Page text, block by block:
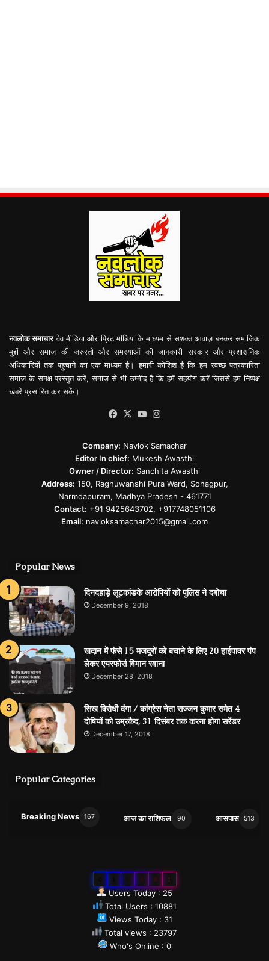
नवलोक समाचारवेव मीडिया और प्रिंट मीडिया के माध्यम से सशक्त आवाज़ बनकर समाजिक
मुद्दों और समाज की जरुरतो और समस्याओं की जानकारी सरकार और प्रशासनिक
अधिकारियों तक पहुचाने का एक माध्यम है। हमारी कोशिश है कि हम स्वच्छ पत्रकारिता
समाज के समक्ष प्रस्तुत करें, समाज से भी उम्मीद है कि हमें सहयोग करें जिससे हम निष्पक्ष
खबरें प्रसारित कर सकें।
Facebook
X YouTube
Company: Navlok Samachar
Editor In chief: Mukesh Awasthi
Owner / Director: Sanchita Awasthi
Address: 150, Raghuwanshi Pura Ward, Sohagpur,
Narmdapuram, Madhya Pradesh - 461771
Contact: +91 9425643702, +917748051106
Email: navloksamachar2015@gmail.com
Popular News
दिनदहाड़े लूटकांडके आरोपियों को पुलिस ने दबोचा
December 9, 2018
खदान में फंसे 15 मजदूरों को बचाने के लिए 20 हाईपावर पंप
लेकर एयरफोर्स विमान रवाना
December 28, 2018
सिख विरोधी दंगा / कांग्रेस नेता सज्जन कुमार समेत 4
दोषियों को उम्रकैद, 31 दिसंबर तक करना होगा सरेंडर
December 17, 2018
Popular Categories
Breaking News 167 आज का राशिफल 90 आसपास 513
8 8 1
Users Today : 25
Total Users : 10881
Views Today : 31
Total views : 23797
Who's Online : 0